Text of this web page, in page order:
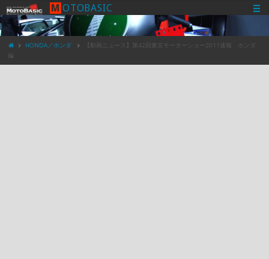
M OTOBASIC
HONDA／ホンダ
【動画ニュース】第42回東京モーターショー2011速報 ホンダ
編